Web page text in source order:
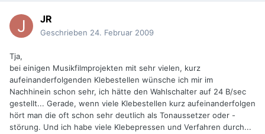
JR
Geschrieben 24. Februar 2009
Tja,
bei einigen Musikfilmprojekten mit sehr vielen, kurz
aufeinanderfolgenden Klebestellen wünsche ich mir im
Nachhinein schon sehr, ich hätte den Wahlschalter auf 24 B/sec
gestellt... Gerade, wenn viele Klebestellen kurz aufeinanderfolgen
hört man die oft schon sehr deutlich als Tonaussetzer oder -
störung. Und ich habe viele Klebepressen und Verfahren durch...